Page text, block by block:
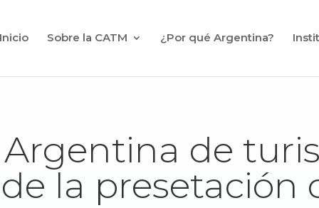
Inicio Sobre la CATM ¿Por qué Argentina?
de
la presetación